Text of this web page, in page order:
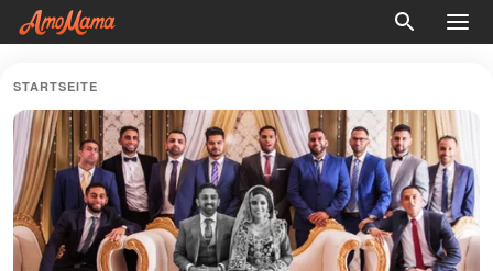
STARTSEITE